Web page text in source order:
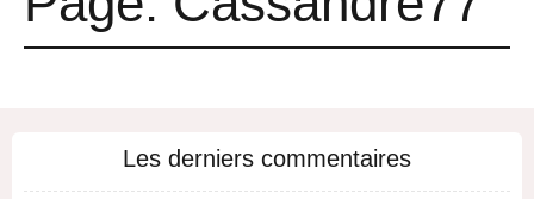
Les derniers commentaires